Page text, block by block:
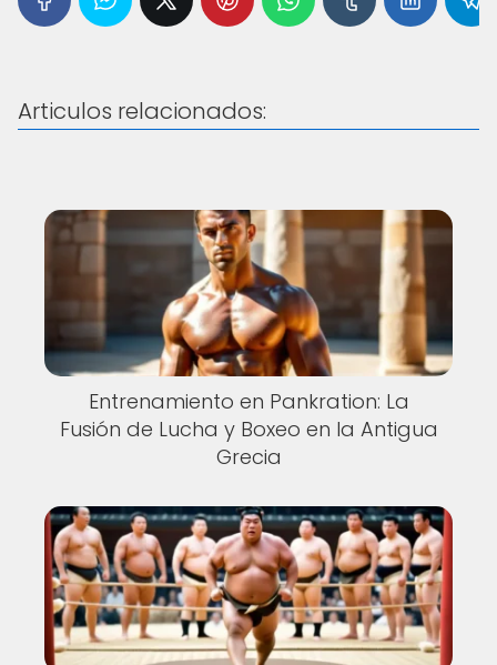
Articulos relacionados:
Entrenamiento en Pankration: La
Fusión de Lucha y Boxeo en la Antigua
Grecia